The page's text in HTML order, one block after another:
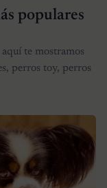
populares
te mostramos
perros toy, perros